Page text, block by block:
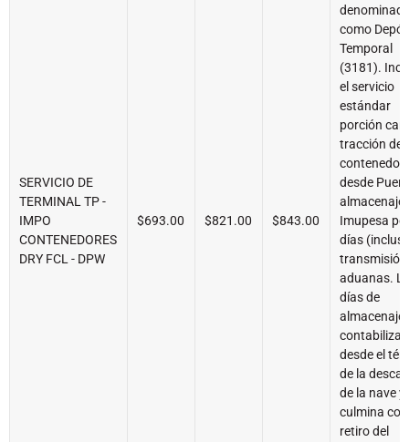
SERVICIO DE
TERMINAL TP -
IMPO
CONTENEDORES
DRY FCL - DPW
$693.00 $821.00 $843.00
como
Temporal
(3181).
el servicio
estándar
porción
tracción del
contenedor
desde
almacenaje
Imupesa
días
transmisión
aduanas.
días de
almacenaje
contabilizan
desde el
de la
de la nave y
culmina
retiro del